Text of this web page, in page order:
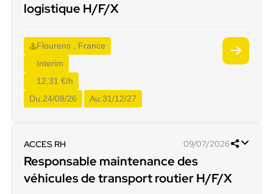
logistique H/F/X
Flourens , France
Interim
12,31 €/h
Du:24/08/26 Au:31/12/27
ACCES RH 09/07/2026
Responsable maintenance des
véhicules de transport routier H/F/X